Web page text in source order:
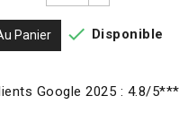
Panier  Disponible
Google 2025 : 4.8/